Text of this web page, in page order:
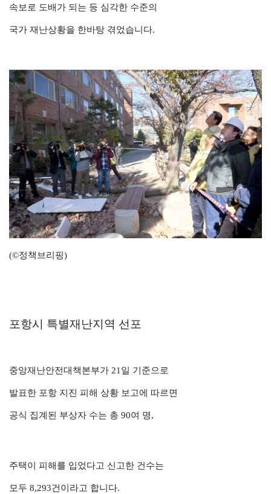
속보로 도배가 되는 등 심각한 수준의
국가 재난상황을 한바탕 겪었습니다.
(©정책브리핑)
포항시 특별재난지역 선포
중앙재난안전대책본부가 21일 기준으로
발표한 포항 지진 피해 상황 보고에 따르면
공식 집계된 부상자 수는 총 90여 명,
주택이 피해를 입었다고 신고한 건수는
모두 8,293건이라고 합니다.